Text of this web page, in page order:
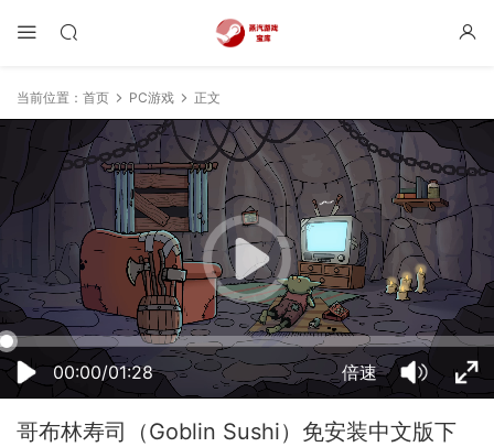
当前位置： 首页 PC游戏 正文
00:00/01:28 倍速
50% 75% 100%
哥布林寿司（Goblin Sushi）免安装中文版下